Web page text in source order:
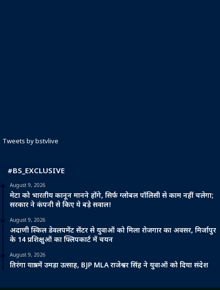
Tweets by bstvlive
#BS_EXCLUSIVE
August 9, 2026
मेटा को भारतीय कानून मानने होंगे, सिर्फ ग्लोबल पॉलिसी से काम नहीं चलेगा;
सरकार ने कंपनी से किए ये बड़े सवाल!
August 9, 2026
अदाणी स्किल डेवलपमेंट सेंटर से युवाओं को मिला रोजगार का अवसर, मिर्जापुर
के 14 प्रशिक्षुओं का फ्लिपकार्ट में चयन
August 9, 2026
तिरंगा यात्रा में उमड़ा उत्साह, BJP MLA राजेश्वर सिंह ने युवाओं को दिया संदेश